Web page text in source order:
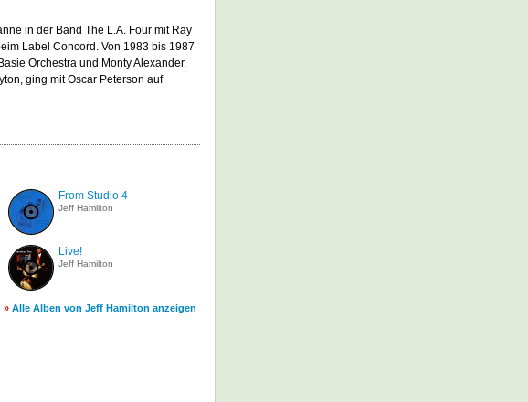
in der Band The L.A. Four mit Ray
Label Concord. Von 1983 bis 1987
Orchestra und Monty Alexander.
ging mit Oscar Peterson auf
From Studio 4
Jeff Hamilton
Live!
Jeff Hamilton
» Alle Alben von Jeff Hamilton anzeigen